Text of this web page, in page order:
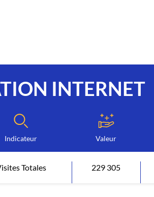
INTERNET
Indicateur Valeur
Totales 229 305